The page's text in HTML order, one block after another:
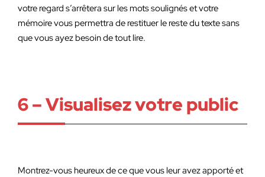
votre regard s’arrêtera sur les mots soulignés et votre
mémoire vous permettra de restituer le reste du texte sans
que vous ayez besoin de tout lire.
6 – Visualisez votre public
Montrez-vous heureux de ce que vous leur avez apporté et